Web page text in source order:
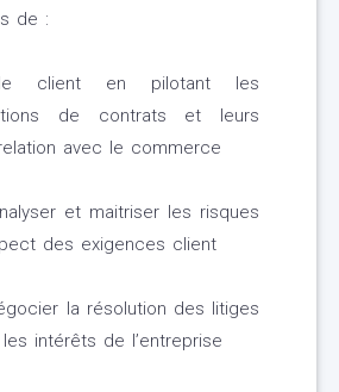
de :
client en pilotant les
de contrats et leurs
avec le commerce
et maitriser les risques
des exigences client
la résolution des litiges
intérêts de l’entreprise